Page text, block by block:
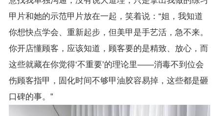
甲片和她的示范甲片放在一起，笑着说：“姐，我知道
你想快点学会、重新起步，但美甲是手艺活，急不来。
你开店懂顾客，应该知道，顾客要的是精致、放心，而
这些就藏在你觉得‘不重要’的理论里——消毒不到位会
伤顾客指甲，固化时间不够甲油胶容易掉，这些都是砸
口碑的事。”